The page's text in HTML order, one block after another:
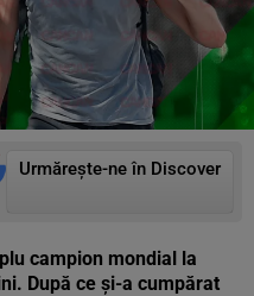
Urmărește-ne în Discover
campion mondial la
După ce și-a cumpărat